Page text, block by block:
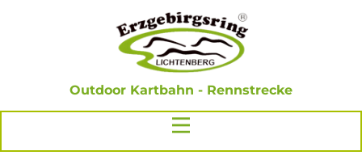
Outdoor Kartbahn - Rennstrecke